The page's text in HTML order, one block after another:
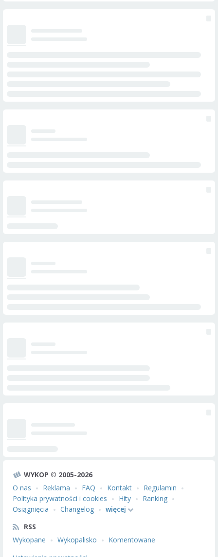
WYKOP © 2005-2026
O nas
Reklama FAQ Kontakt
Regulamin
Polityka prywatności i cookies
Hity
Ranking
Osiągnięcia
Changelog
więcej
RSS
Wykopane
Wykopalisko
Komentowane